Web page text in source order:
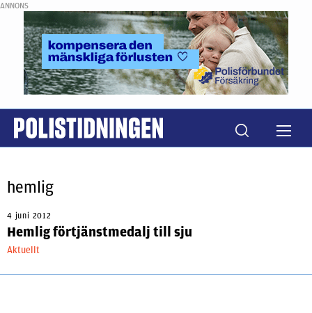
ANNONS
hemlig
4 juni 2012
Hemlig förtjänstmedalj till sju
Aktuellt